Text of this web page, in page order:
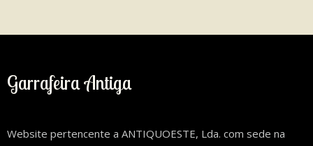
Garrafeira Antiga
Website pertencente a ANTIQUOESTE, Lda. com sede na